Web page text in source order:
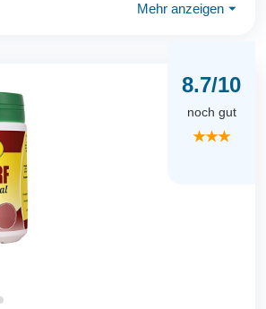
Mehr anzeigen ⏷
8.7/10
noch gut
★★★